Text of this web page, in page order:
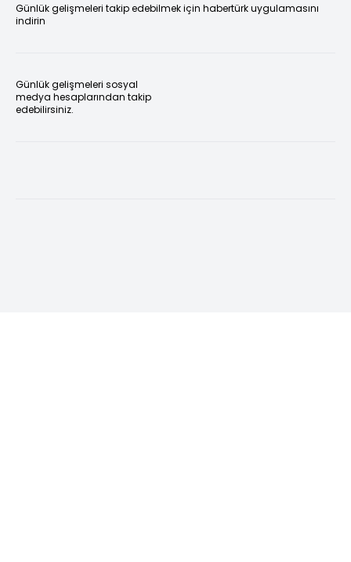
Günlük gelişmeleri takip edebilmek için habertürk uygulamasını
indirin
Günlük gelişmeleri sosyal
medya hesaplarından takip
edebilirsiniz.